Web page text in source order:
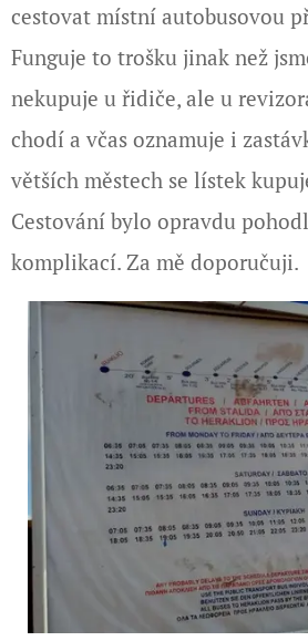
cestovat místní autobusovou
Funguje to trošku jinak než
nekupuje u řidiče, ale u
chodí a včas oznamuje i
větších městech se lístek
Cestování bylo opravdu
komplikací. Za mě doporučuji.